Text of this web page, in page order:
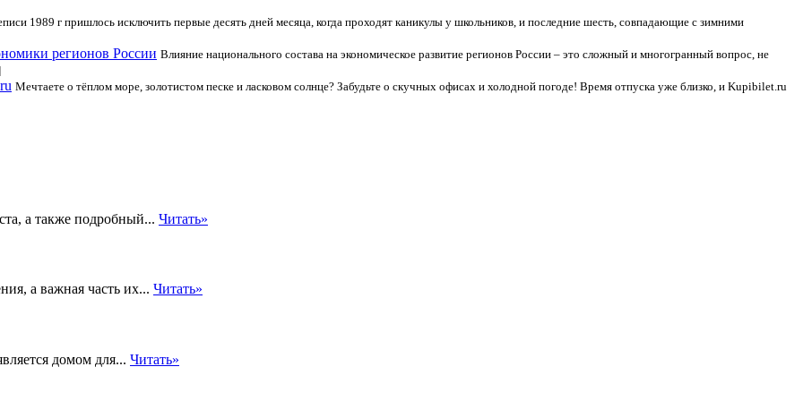
1989 г пришлось исключить первые десять дней месяца, когда проходят каникулы у школьников, и последние шесть, совпадающие с зимними
регионов России Влияние национального состава на экономическое развитие регионов России – это сложный и многогранный вопрос, не
Мечтаете о тёплом море, золотистом песке и ласковом солнце? Забудьте о скучных офисах и холодной погоде! Время отпуска уже близко, и Kupibilet.ru
а также подробный... Читать»
а важная часть их... Читать»
домом для... Читать»